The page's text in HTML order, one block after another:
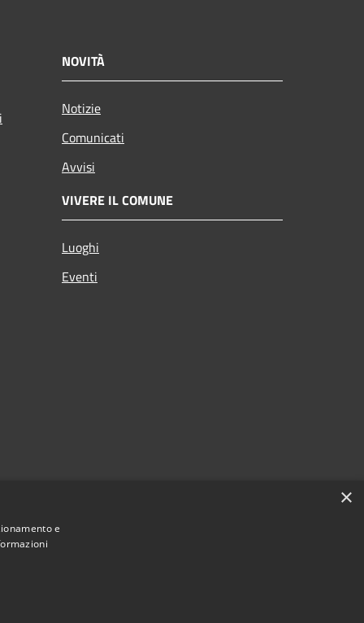
NOVITÀ
Notizie
Comunicati
Avvisi
VIVERE IL COMUNE
Luoghi
Eventi
×
e